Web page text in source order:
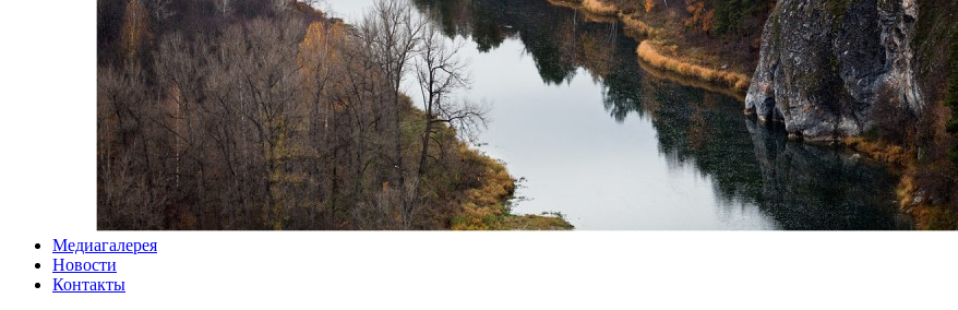
Медиагалерея
Новости
Контакты